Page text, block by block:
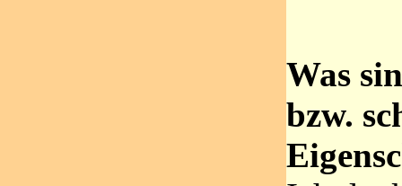
Was
bzw.